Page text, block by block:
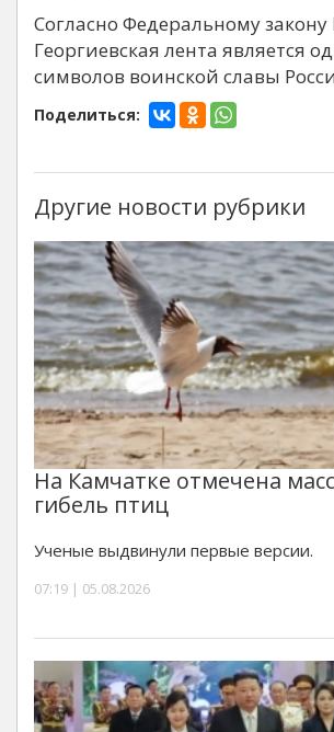
Согласно Федеральному
Георгиевская лента является
символов воинской славы
Поделиться:
Другие новости рубрики
На Камчатке отмечена
гибель птиц
Ученые выдвинули первые версии.
07:19 | 05.08.2026